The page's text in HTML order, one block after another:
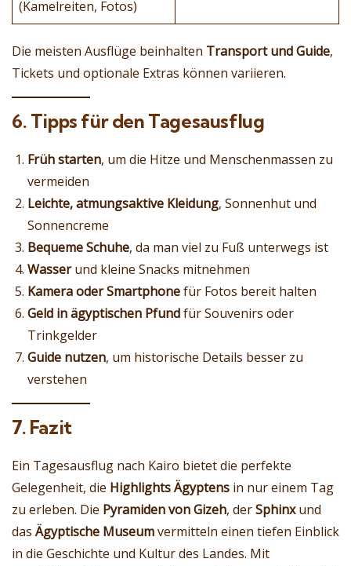
(Kamelreiten, Fotos)
Die meisten Ausflüge beinhalten Transport und Guide,
Tickets und optionale Extras können variieren.
6. Tipps für den Tagesausflug
Früh starten, um die Hitze und Menschenmassen zu
vermeiden
Leichte, atmungsaktive Kleidung, Sonnenhut und
Sonnencreme
Bequeme Schuhe, da man viel zu Fuß unterwegs ist
Wasserund kleine Snacks mitnehmen
Kamera oder Smartphonefür Fotos bereit halten
Geld in ägyptischen Pfundfür Souvenirs oder
Trinkgelder
Guide nutzen, um historische Details besser zu
verstehen
7. Fazit
Ein Tagesausflug nach Kairo bietet die perfekte
Gelegenheit, die Highlights Ägyptens in nur einem Tag
zu erleben. Die Pyramiden von Gizeh, derSphinxund
das Ägyptische Museumvermitteln einen tiefen Einblick
in die Geschichte und Kultur des Landes. Mit